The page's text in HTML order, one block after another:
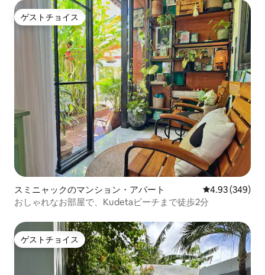
ゲストチョイス
ゲストチョイス
スミニャックのマンション・アパート レビュー349
4.93 (349)
おしゃれなお部屋で、Kudetaビーチまで徒歩2分
ゲストチョイス
ゲストチョイス